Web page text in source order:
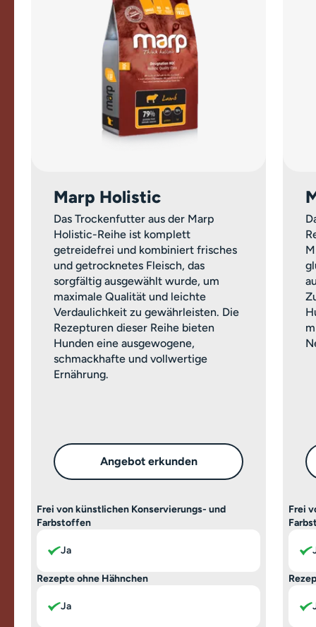
Marp Holistic
Das Trockenfutter aus der Marp
Holistic-Reihe ist komplett
getreidefrei und kombiniert frisches
und getrocknetes Fleisch, das
sorgfältig ausgewählt wurde, um
maximale Qualität und leichte
Verdaulichkeit zu gewährleisten. Die
Rezepturen dieser Reihe bieten
Hunden eine ausgewogene,
schmackhafte und vollwertige
Ernährung.
Angebot erkunden
Frei von künstlichen Konservierungs- und
Farbstoffen
Ja
Rezepte ohne Hähnchen
Ja
Frei